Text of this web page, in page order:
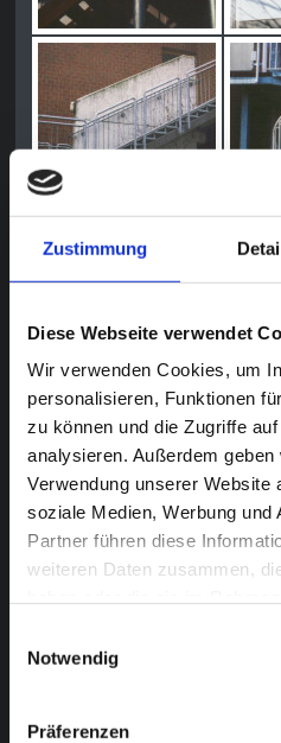
Zustimmung
Diese Webseite verwendet
Wir verwenden Cookies, um
personalisieren, Funktionen
zu können und die Zugriffe
analysieren. Außerdem
Verwendung unserer Website
soziale Medien, Werbung und
Partner führen diese
weiteren Daten zusammen,
Notwendig
Präferenzen